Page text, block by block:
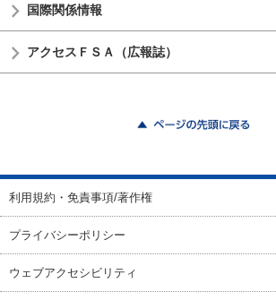
国際関係情報
アクセスＦＳＡ（広報誌）
利用規約・免責事項/著作権
プライバシーポリシー
ウェブアクセシビリティ